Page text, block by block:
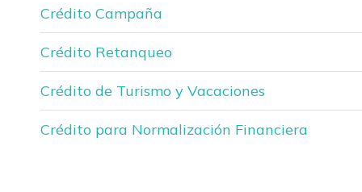
Crédito Campaña
Crédito Retanqueo
Crédito de Turismo y Vacaciones
Crédito para Normalización Financiera